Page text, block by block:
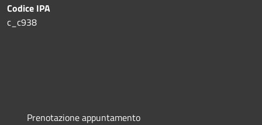
Codice IPA
c_c938
Prenotazione appuntamento